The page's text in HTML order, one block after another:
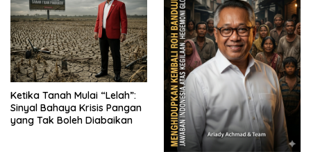
Ketika Tanah Mulai “Lelah”:
Sinyal Bahaya Krisis Pangan
yang Tak Boleh Diabaikan